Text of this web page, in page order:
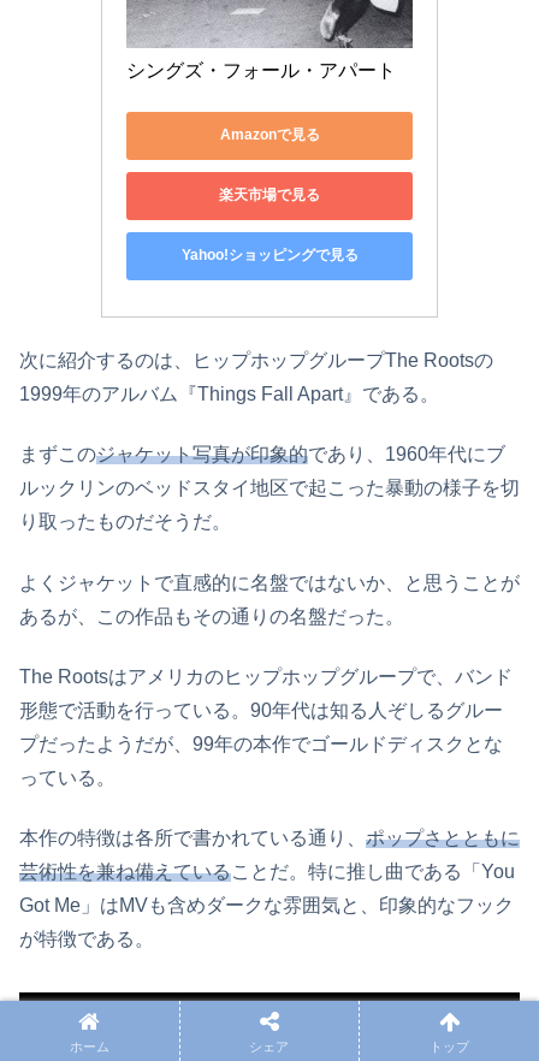
シングズ・フォール・アパート
Amazonで見る
楽天市場で見る
Yahoo!ショッピングで見る
次に紹介するのは、ヒップホップグループThe Rootsの
1999年のアルバム『Things Fall Apart』である。
まずこのジャケット写真が印象的であり、1960年代にブ
ルックリンのベッドスタイ地区で起こった暴動の様子を切
り取ったものだそうだ。
よくジャケットで直感的に名盤ではないか、と思うことが
あるが、この作品もその通りの名盤だった。
The Rootsはアメリカのヒップホップグループで、バンド
形態で活動を行っている。90年代は知る人ぞしるグルー
プだったようだが、99年の本作でゴールドディスクとな
っている。
本作の特徴は各所で書かれている通り、 ポップさとともに
芸術性を兼ね備えていることだ。特に推し曲である「You
Got Me」はMVも含めダークな雰囲気と、印象的なフック
が特徴である。
ホーム シェア トップ